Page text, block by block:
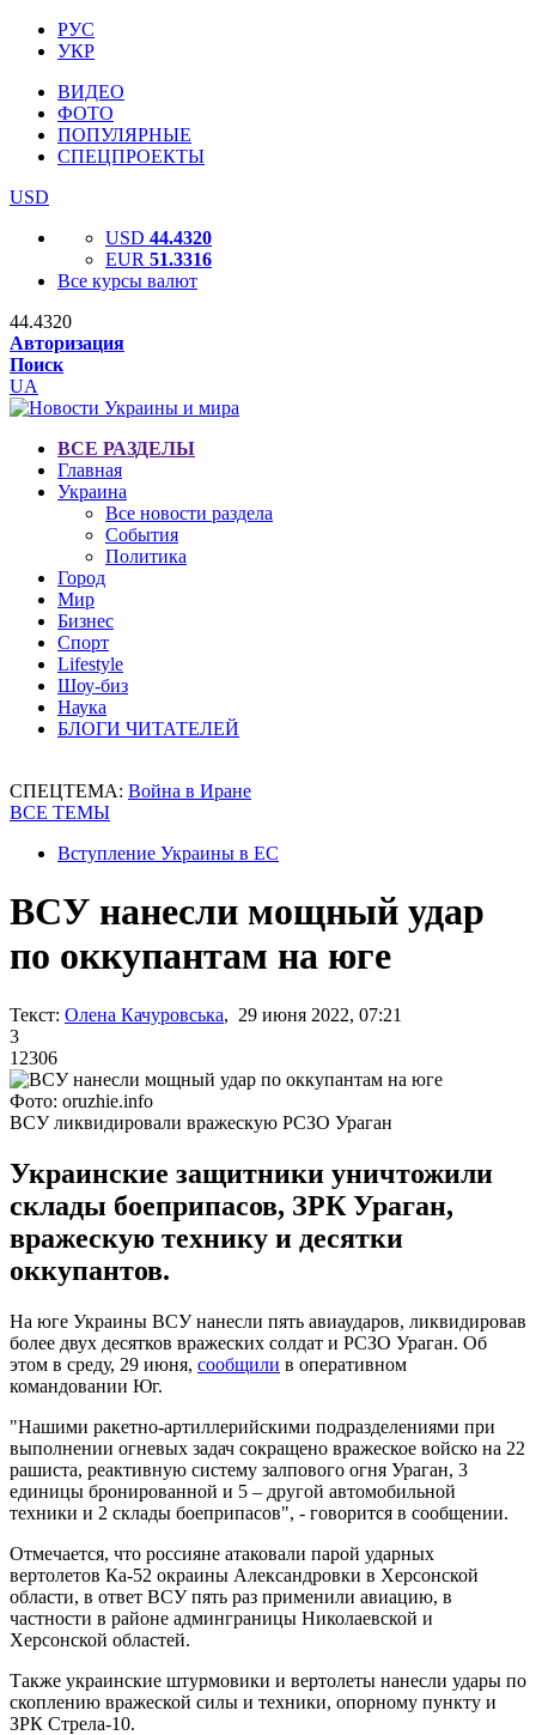
РУС
УКР
ВИДЕО
ФОТО
ПОПУЛЯРНЫЕ
СПЕЦПРОЕКТЫ
USD
USD 44.4320
EUR 51.3316
Все курсы валют
44.4320
Авторизация
Поиск
UA
ВСЕ РАЗДЕЛЫ
Главная
Украина
Все новости раздела
События
Политика
Город
Мир
Бизнес
Спорт
Lifestyle
Шоу-биз
Наука
БЛОГИ ЧИТАТЕЛЕЙ
СПЕЦТЕМА: Война в Иране
ВСЕ ТЕМЫ
Вступление Украины в ЕС
ВСУ нанесли мощный удар
по оккупантам на юге
Текст: Олена Качуровська, 29 июня 2022, 07:21
3
12306
Фото: oruzhie.info
ВСУ ликвидировали вражескую РСЗО Ураган
Украинские защитники уничтожили
склады боеприпасов, ЗРК Ураган,
вражескую технику и десятки
оккупантов.
На юге Украины ВСУ нанесли пять авиаударов, ликвидировав
более двух десятков вражеских солдат и РСЗО Ураган. Об
этом в среду, 29 июня, сообщили в оперативном
командовании Юг.
"Нашими ракетно-артиллерийскими подразделениями при
выполнении огневых задач сокращено вражеское войско на 2️2️
рашиста, реактивную систему залпового огня Ураган, 3️
единицы бронированной и 5️ – другой автомобильной
техники и 2️ склады боеприпасов", - говорится в сообщении.
Отмечается, что россияне атаковали парой ударных
вертолетов Ка-52 окраины Александровки в Херсонской
области, в ответ ВСУ пять раз применили авиацию, в
частности в районе админграницы Николаевской и
Херсонской областей.
Также украинские штурмовики и вертолеты нанесли удары по
скоплению вражеской силы и техники, опорному пункту и
ЗРК Стрела-10.